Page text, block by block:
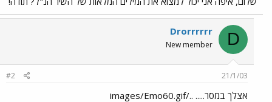
D
Drorrrrrr
New member
21/1/03
#2
אצלך במסר..... ../images/Emo60.gif